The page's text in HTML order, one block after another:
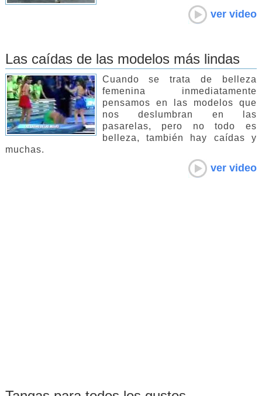
ver video
Las caídas de las modelos más lindas
Cuando se trata de belleza
femenina inmediatamente
pensamos en las modelos que
nos deslumbran en las
pasarelas, pero no todo es
belleza, también hay caídas y
muchas.
ver video